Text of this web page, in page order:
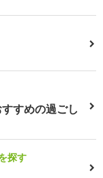
すめの過ごし
探す